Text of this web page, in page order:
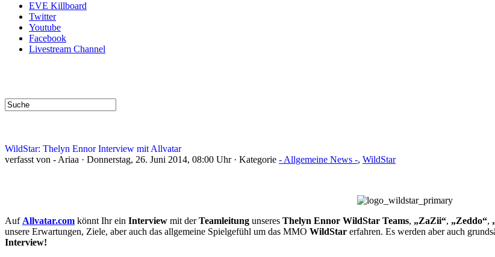
EVE Killboard
Twitter
Youtube
Facebook
Livestream Channel
WildStar: Thelyn Ennor Interview mit Allvatar
verfasst von - Ariaa · Donnerstag, 26. Juni 2014, 08:00 Uhr · Kategorie - Allgemeine News -, WildStar
Auf Allvatar.com könnt Ihr ein Interview mit derTeamleitung unseres Thelyn Ennor WildStar Teams, „ZaZii“, „Zeddo“,
unsere Erwartungen, Ziele, aber auch das allgemeine Spielgefühl um das MMO WildStar erfahren. Es werden aber auch
Interview!